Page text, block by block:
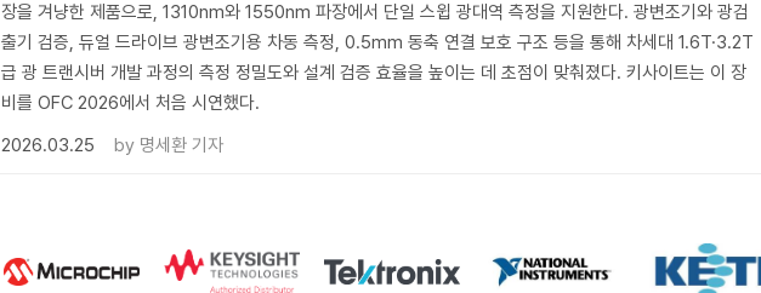
장을 겨냥한 제품으로, 1310nm와 1550nm 파장에서 단일 스윕 광대역 측정을 지원한다. 광변조기와 광검
출기 검증, 듀얼 드라이브 광변조기용 차동 측정, 0.5mm 동축 연결 보호 구조 등을 통해 차세대 1.6T·3.2T
급 광 트랜시버 개발 과정의 측정 정밀도와 설계 검증 효율을 높이는 데 초점이 맞춰졌다. 키사이트는 이 장
비를 OFC 2026에서 처음 시연했다.
2026.03.25
by 명세환 기자